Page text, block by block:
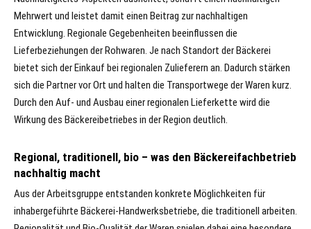
Mehrwert und leistet damit einen Beitrag zur nachhaltigen
Entwicklung. Regionale Gegebenheiten beeinflussen die
Lieferbeziehungen der Rohwaren. Je nach Standort der Bäckerei
bietet sich der Einkauf bei regionalen Zulieferern an. Dadurch stärken
sich die Partner vor Ort und halten die Transportwege der Waren kurz.
Durch den Auf- und Ausbau einer regionalen Lieferkette wird die
Wirkung des Bäckereibetriebes in der Region deutlich.
Regional, traditionell, bio – was den Bäckereifachbetrieb
nachhaltig macht
Aus der Arbeitsgruppe entstanden konkrete Möglichkeiten für
inhabergeführte Bäckerei-Handwerksbetriebe, die traditionell arbeiten.